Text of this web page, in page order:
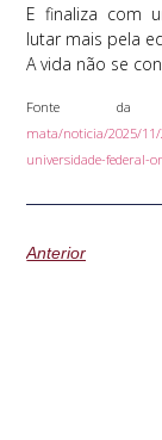
E finaliza com
lutar mais pela
A vida não se
Fonte da
mata/noticia/2025/11/
universidade-federal-
Anterior